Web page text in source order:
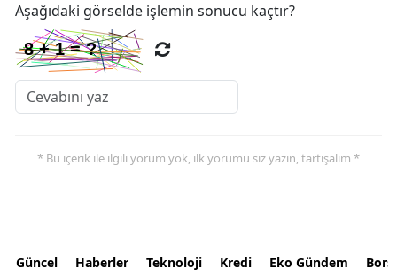
Aşağıdaki görselde işlemin sonucu kaçtır?
* Bu içerik ile ilgili yorum yok, ilk yorumu siz yazın, tartışalım *
Güncel Haberler Teknoloji Kredi Eko Gündem